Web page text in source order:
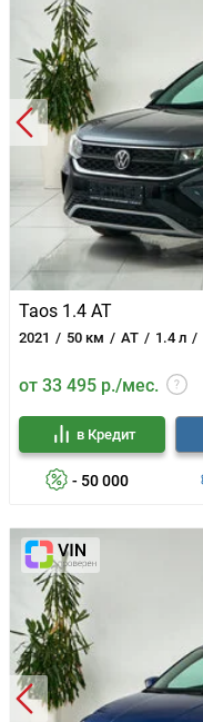
Taos 1.4 AT
2021 50 км AT 1.4 л
от 33 495 р./мес.
- 50 000
в Кредит